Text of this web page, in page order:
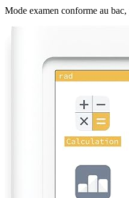
Mode examen conforme au